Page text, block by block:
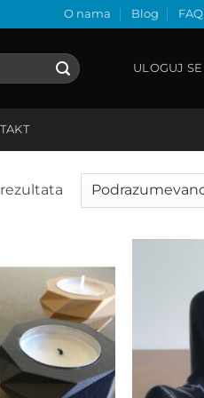
O nama Blog FAQ
ULOGUJ SE
Add to
wishlist